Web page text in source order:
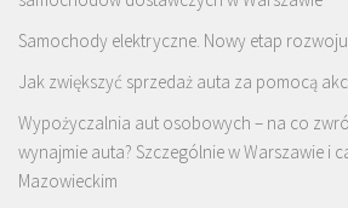
Samochody elektryczne. Nowy etap
Jak zwiększyć sprzedaż auta za pomocą
Wypożyczalnia aut osobowych – na co
wynajmie auta? Szczególnie w Warszawie i
Mazowieckim